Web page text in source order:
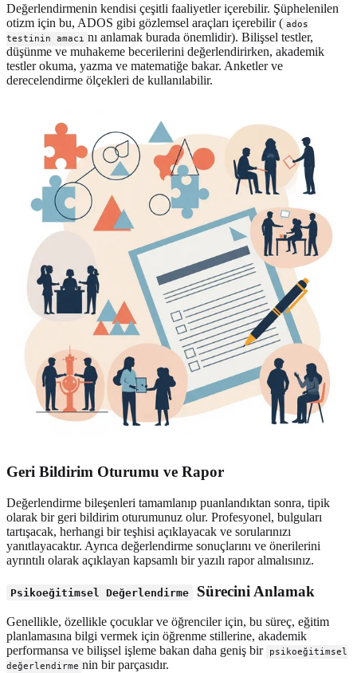
Değerlendirmenin kendisi çeşitli faaliyetler içerebilir. Şüphelenilen
otizm için bu, ADOS gibi gözlemsel araçları içerebilir ( ados
testinin amacı nı anlamak burada önemlidir). Bilişsel testler,
düşünme ve muhakeme becerilerini değerlendirirken, akademik
testler okuma, yazma ve matematiğe bakar. Anketler ve
derecelendirme ölçekleri de kullanılabilir.
Geri Bildirim Oturumu ve Rapor
Değerlendirme bileşenleri tamamlanıp puanlandıktan sonra, tipik
olarak bir geri bildirim oturumunuz olur. Profesyonel, bulguları
tartışacak, herhangi bir teşhisi açıklayacak ve sorularınızı
yanıtlayacaktır. Ayrıca değerlendirme sonuçlarını ve önerilerini
ayrıntılı olarak açıklayan kapsamlı bir yazılı rapor almalısınız.
Psikoeğitimsel Değerlendirme Sürecini Anlamak
Genellikle, özellikle çocuklar ve öğrenciler için, bu süreç, eğitim
planlamasına bilgi vermek için öğrenme stillerine, akademik
performansa ve bilişsel işleme bakan daha geniş bir
psikoeğitimsel
değerlendirme nin bir parçasıdır.